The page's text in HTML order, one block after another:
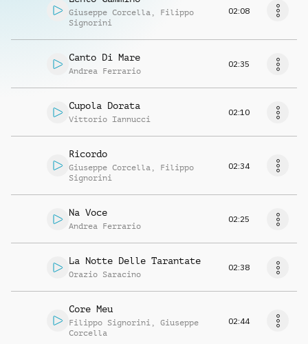
Giuseppe Corcella , Filippo
Signorini
02:08
Canto Di Mare
Andrea Ferrario
02:35
Cupola Dorata
Vittorio Iannucci
02:10
Ricordo
Giuseppe Corcella , Filippo
Signorini
02:34
Na Voce
Andrea Ferrario
02:25
La Notte Delle Tarantate
Orazio Saracino
02:38
Core Meu
Filippo Signorini , Giuseppe
Corcella
02:44